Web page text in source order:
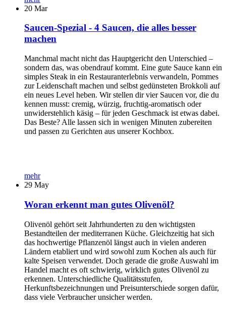
20 Mar
Saucen-Spezial - 4 Saucen, die alles besser
machen
Manchmal macht nicht das Hauptgericht den Unterschied –
sondern das, was obendrauf kommt. Eine gute Sauce kann ein
simples Steak in ein Restauranterlebnis verwandeln, Pommes
zur Leidenschaft machen und selbst gedünsteten Brokkoli auf
ein neues Level heben. Wir stellen dir vier Saucen vor, die du
kennen musst: cremig, würzig, fruchtig-aromatisch oder
unwiderstehlich käsig – für jeden Geschmack ist etwas dabei.
Das Beste? Alle lassen sich in wenigen Minuten zubereiten
und passen zu Gerichten aus unserer Kochbox.
mehr
29 May
Woran erkennt man gutes Olivenöl?
Olivenöl gehört seit Jahrhunderten zu den wichtigsten
Bestandteilen der mediterranen Küche. Gleichzeitig hat sich
das hochwertige Pflanzenöl längst auch in vielen anderen
Ländern etabliert und wird sowohl zum Kochen als auch für
kalte Speisen verwendet. Doch gerade die große Auswahl im
Handel macht es oft schwierig, wirklich gutes Olivenöl zu
erkennen. Unterschiedliche Qualitätsstufen,
Herkunftsbezeichnungen und Preisunterschiede sorgen dafür,
dass viele Verbraucher unsicher werden.